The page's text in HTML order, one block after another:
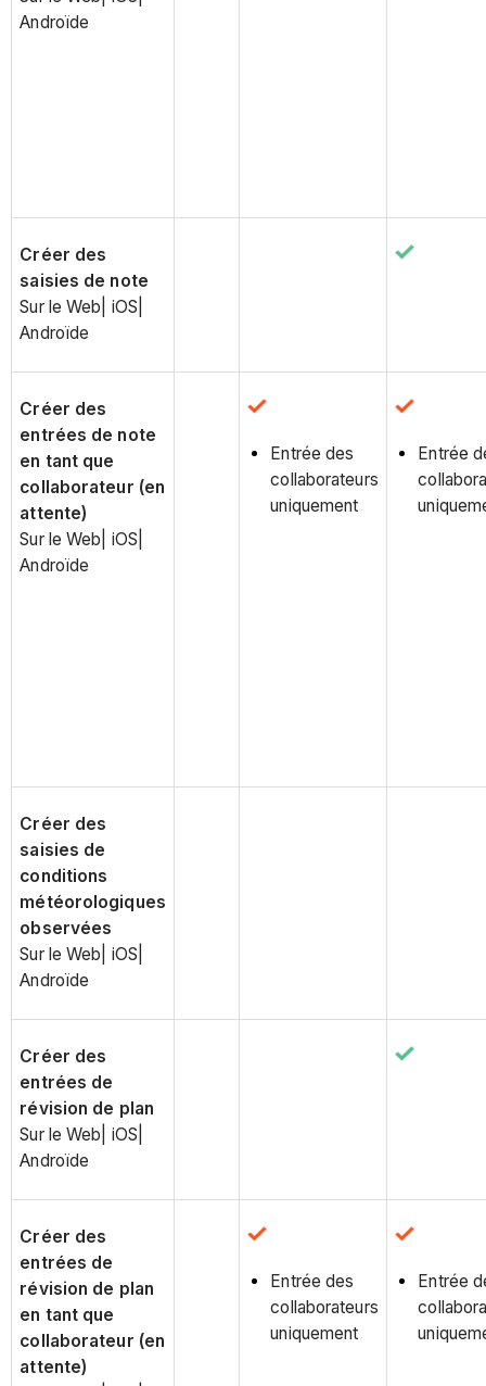
Androïde
Créer des
saisies de note
Sur le Web| iOS|
Androïde
Créer des
entrées de note
en tant que
collaborateur (en
attente)
Sur le Web| iOS|
Androïde
Entrée des
collaborateurs
uniquement
Entrée
Créer des
saisies de
conditions
météorologiques
observées
Sur le Web| iOS|
Androïde
Créer des
entrées de
révision de plan
Sur le Web| iOS|
Androïde
Créer des
entrées de
révision de plan
en tant que
collaborateur (en
attente)
Entrée des
collaborateurs
uniquement
Entrée